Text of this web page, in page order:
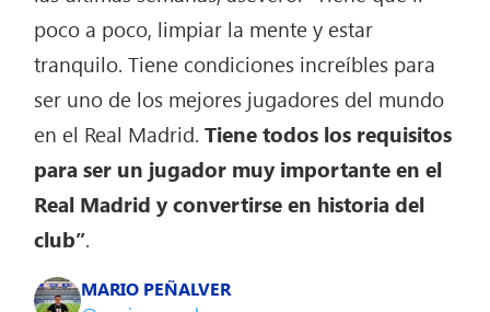
poco a poco, limpiar la mente y estar
tranquilo. Tiene condiciones increíbles para
ser uno de los mejores jugadores del mundo
en el Real Madrid.Tiene todos los requisitos
para ser un jugador muy importante en el
Real Madrid y convertirse en historia del
club”.
MARIO PEÑALVER